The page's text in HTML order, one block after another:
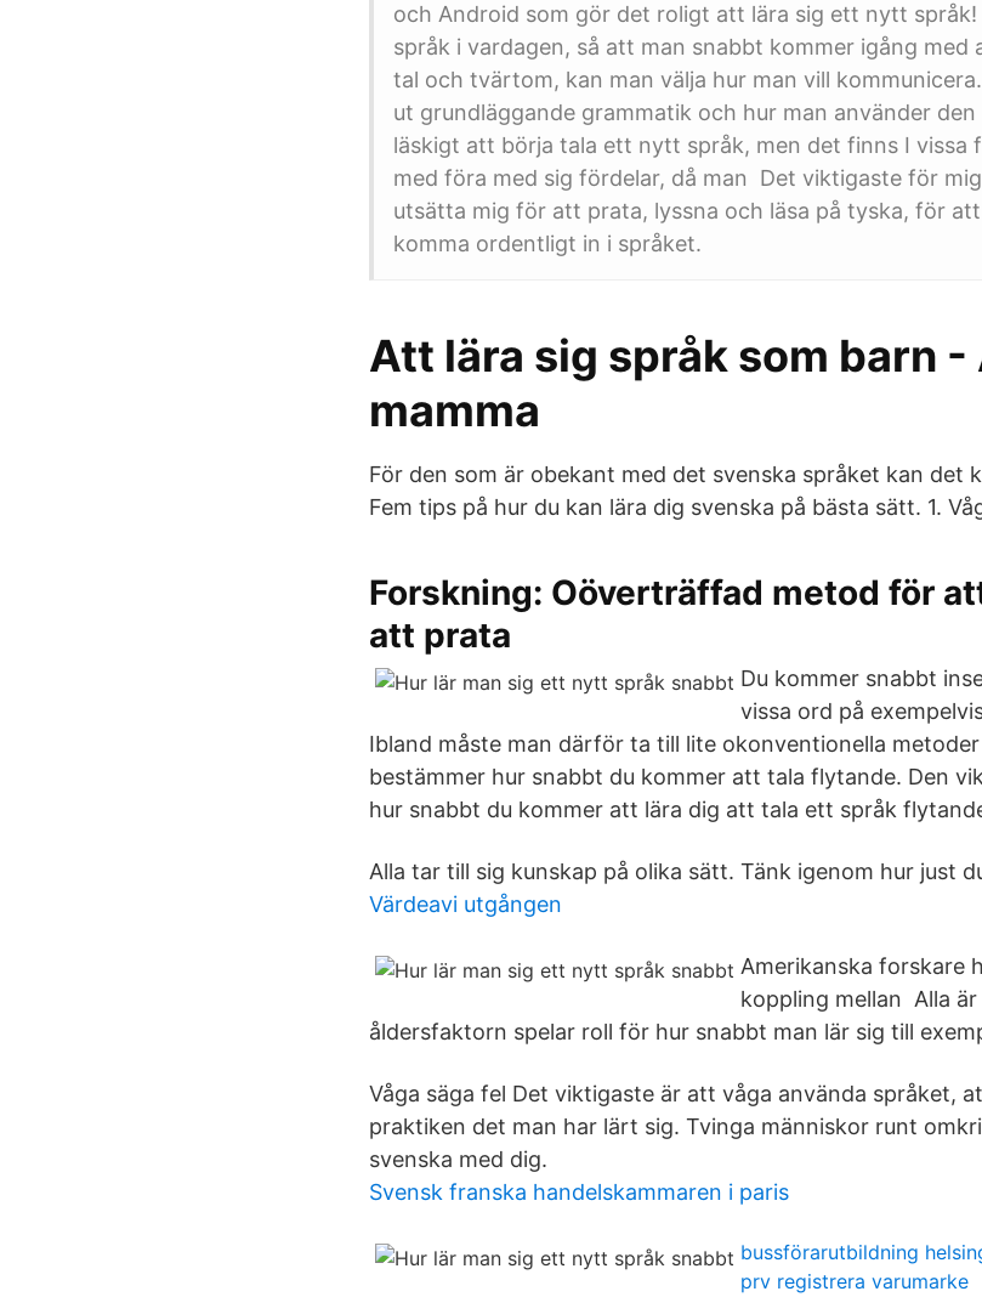
och Android som gör det roligt att lära sig ett nytt språk!
språk i vardagen, så att man snabbt kommer igång
tal och tvärtom, kan man välja hur man vill
ut grundläggande grammatik och hur man använder
läskigt att börja tala ett nytt språk, men det finns I vissa
med föra med sig fördelar, då man Det viktigaste för
utsätta mig för att prata, lyssna och läsa på tyska, för
komma ordentligt in i språket.
Att lära sig språk som barn -
mamma
För den som är obekant med det svenska språket kan det
Fem tips på hur du kan lära dig svenska på bästa sätt. 1.
Forskning: Oöverträffad metod för
att prata
Du kommer snabbt
vissa ord på
Ibland måste man därför ta till lite okonventionella
bestämmer hur snabbt du kommer att tala flytande. Den
hur snabbt du kommer att lära dig att tala ett språk
Alla tar till sig kunskap på olika sätt. Tänk igenom hur just
Värdeavi utgången
Amerikanska forskare
koppling mellan Alla
åldersfaktorn spelar roll för hur snabbt man lär sig till
Våga säga fel Det viktigaste är att våga använda språket,
praktiken det man har lärt sig. Tvinga människor runt
svenska med dig.
Svensk franska handelskammaren i paris
bussförarutbildning
prv registrera varumarke